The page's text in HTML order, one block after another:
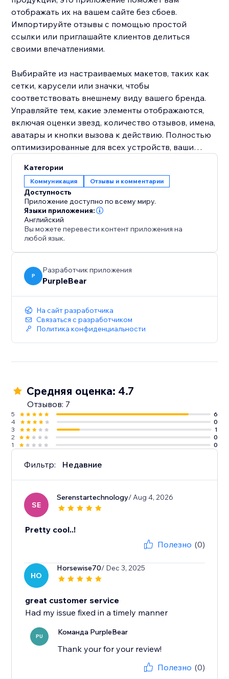
отображать их на вашем сайте без сбоев.
Импортируйте отзывы с помощью простой
ссылки или приглашайте клиентов делиться
своими впечатлениями.
Выбирайте из настраиваемых макетов, таких как
сетки, карусели или значки, чтобы
соответствовать внешнему виду вашего бренда.
Управляйте тем, какие элементы отображаются,
включая оценки звезд, количество отзывов, имена,
аватары и кнопки вызова к действию. Полностью
оптимизированные для всех устройств, ваши
помогая внушить уверенность и увеличить
конверсии.
Постройте доверие – Отображайте аутентичные
отзывы, чтобы усилить репутацию бренда.
Увеличьте продажи – Используйте отзывы
покупок.
Улучшите SEO – Свежий контент, созданный
пользователями, может повысить позиции в
поисковой выдаче.
Повысьте вовлеченность – Привлекайте
посетителей образцовыми дисплеями отзывов.
Начните отображать отзывы на Facebook уже
Категории
Коммуникация Отзывы и комментарии
Доступность
Приложение доступно по всему миру.
Языки приложения:
Английский
Вы можете перевести контент приложения на
любой язык.
P
Разработчик приложения
PurpleBear
На сайт разработчика
Связаться с разработчиком
Политика конфиденциальности
Средняя оценка: 4.7
Отзывов: 7
5
6
4
0
3
1
2
0
1
0
Фильтр: Недавние
SE
Serenstartechnology/ Aug 4, 2026
Pretty cool..!
Полезно (0)
HO
Horsewise70/ Dec 3, 2025
great customer service
Had my issue fixed in a timely manner
PU Команда PurpleBear
Thank your for your review!
Полезно (0)